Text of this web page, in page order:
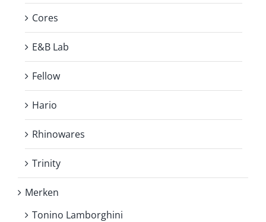
Cores
E&B Lab
Fellow
Hario
Rhinowares
Trinity
Merken
Tonino Lamborghini